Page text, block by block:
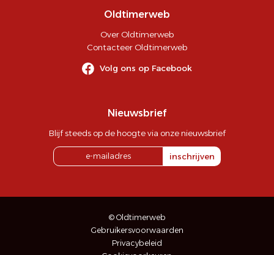
Oldtimerweb
Over Oldtimerweb
Contacteer Oldtimerweb
Volg ons op Facebook
Nieuwsbrief
Blijf steeds op de hoogte via onze nieuwsbrief
inschrijven
© Oldtimerweb
Gebruikersvoorwaarden
Privacybeleid